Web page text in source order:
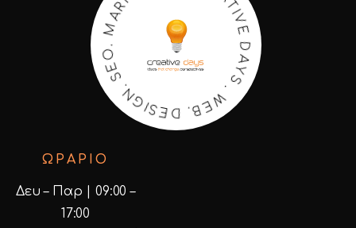
D
A
Y
S
.
W
E
B
.
D
E
S
I
G
N
.
S
E
O
.
M
A
R
K
E
T
ΩΡΑΡΙΟ
Δευ – Παρ | 09:00 –
17:00